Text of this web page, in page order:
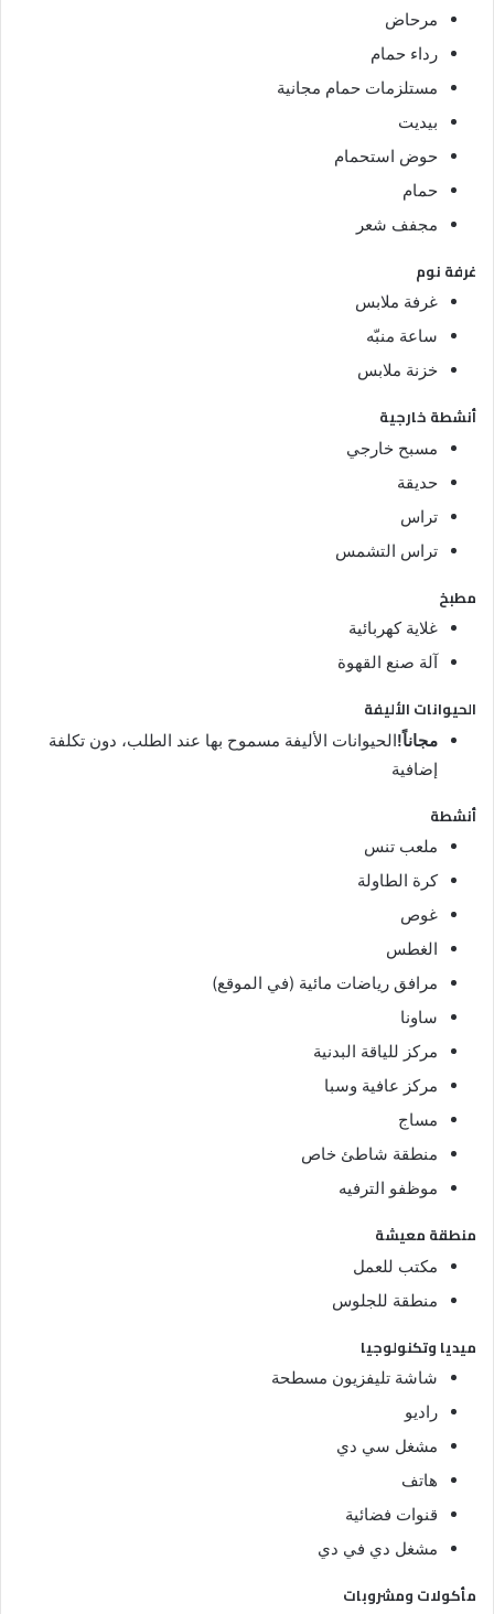
مرحاض
رداء حمام
مستلزمات حمام مجانية
بيديت
حوض استحمام
حمام
مجفف شعر
غرفة نوم
غرفة ملابس
ساعة منبّه
خزنة ملابس
أنشطة خارجية
مسبح خارجي
حديقة
تراس
تراس التشمس
مطبخ
غلاية كهربائية
آلة صنع القهوة
الحيوانات الأليفة
مجاناً!الحيوانات الأليفة مسموح بها عند الطلب، دون تكلفة
إضافية
أنشطة
ملعب تنس
كرة الطاولة
غوص
الغطس
مرافق رياضات مائية (في الموقع)
ساونا
مركز للياقة البدنية
مركز عافية وسبا
مساج
منطقة شاطئ خاص
موظفو الترفيه
منطقة معيشة
مكتب للعمل
منطقة للجلوس
ميديا وتكنولوجيا
شاشة تليفزيون مسطحة
راديو
مشغل سي دي
هاتف
قنوات فضائية
مشغل دي في دي
مأكولات ومشروبات